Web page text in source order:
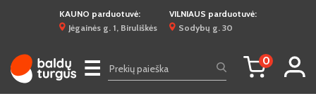
KAUNO parduotuvė:
Jėgainės g. 1, Biruliškės
VILNIAUS parduotuvė:
Sodybų g. 30
☰ 0